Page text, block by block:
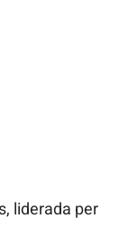
liderada per